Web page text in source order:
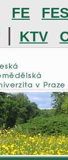
FE
| KTV